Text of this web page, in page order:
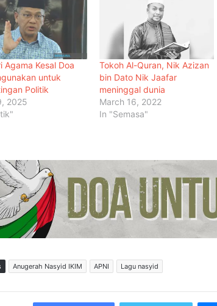
Agama Kesal Doa
untuk
Politik
2025
Tokoh Al-Quran, Nik Azizan
bin Dato Nik Jaafar
meninggal dunia
March 16, 2022
In "Semasa"
Anugerah Nasyid IKIM APNI Lagu nasyid
Selebriti
Semula
Nas Daily
Selepas
Aktivis